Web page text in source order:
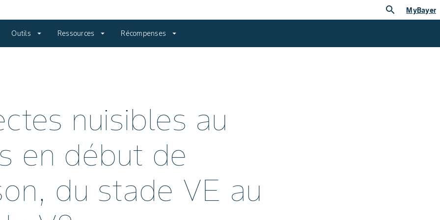
search MyBayer
Outils arrow_drop_down Ressources arrow_drop_down Récompenses arrow_drop_down
nuisibles au
en début de
du stade VE au